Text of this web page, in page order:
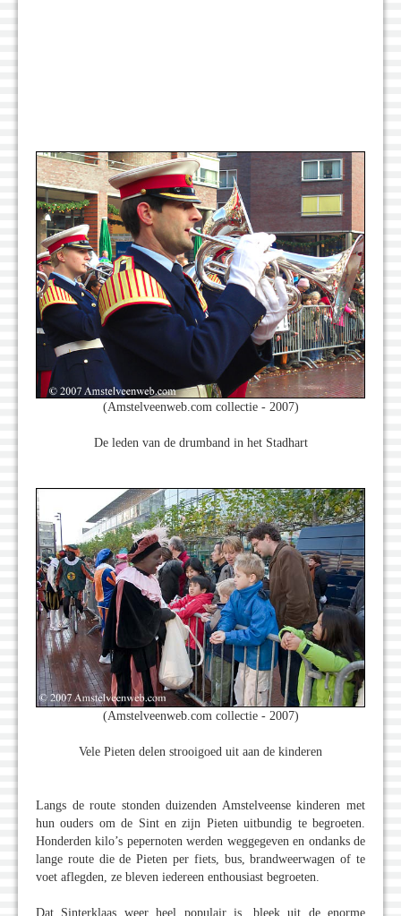
(Amstelveenweb.com collectie - 2007)
De leden van de drumband in het Stadhart
(Amstelveenweb.com collectie - 2007)
Vele Pieten delen strooigoed uit aan de kinderen
Langs de route stonden duizenden Amstelveense kinderen met
hun ouders om de Sint en zijn Pieten uitbundig te begroeten.
Honderden kilo’s pepernoten werden weggegeven en ondanks de
lange route die de Pieten per fiets, bus, brandweerwagen of te
voet aflegden, ze bleven iedereen enthousiast begroeten.
Dat Sinterklaas weer heel populair is, bleek uit de enorme